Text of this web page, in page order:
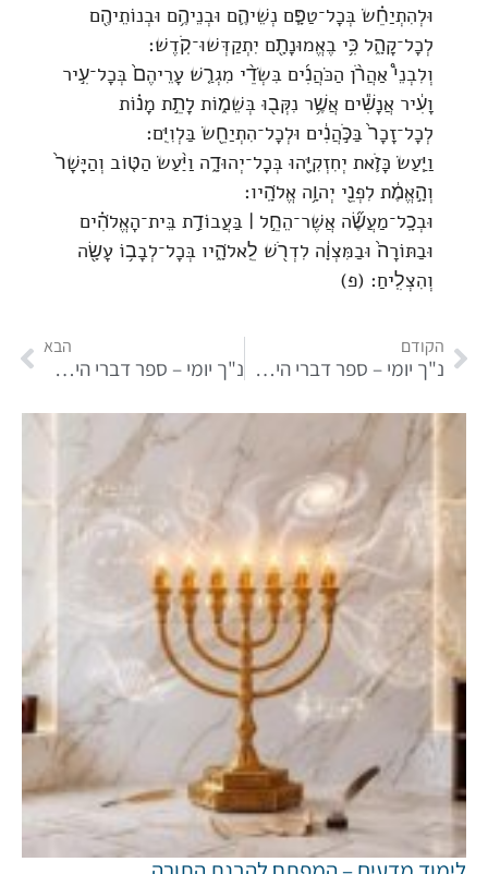
וּלְהִתְיַחֵ֗שׂ בְּכָל־טַפָּ֧ם נְשֵׁיהֶ֛ם וּבְנֵיהֶ֥ם וּבְנוֹתֵיהֶ֖ם
לְכָל־קָהָ֑ל כִּ֥י בֶאֱמוּנָתָ֖ם יִתְקַדְּשׁוּ־קֹֽדֶשׁ׃
וְלִבְנֵי֩ אַהֲרֹ֨ן הַכֹּהֲנִ֜ים בִּשְׂדֵ֨י מִגְרַ֤שׁ עָרֵיהֶם֙ בְּכָל־עִ֣יר
וָעִ֔יר אֲנָשִׁ֕ים אֲשֶׁ֥ר נִקְּב֖וּ בְּשֵׁמ֑וֹת לָתֵ֣ת מָנ֗וֹת
לְכָל־זָכָר֙ בַּכֹּ֣הֲנִ֔ים וּלְכָל־הִתְיַחֵ֖שׂ בַּלְוִיִּֽם׃
וַיַּ֧עַשׂ כָּזֹ֛את יְחִזְקִיָּ֖הוּ בְּכָל־יְהוּדָ֑ה וַיַּ֨עַשׂ הַטּ֤וֹב וְהַיָּשָׁר֙
וְהָ֣אֱמֶ֔ת לִפְנֵ֖י יְהוָ֥ה אֱלֹהָֽיו׃
וּבְכָֽל־מַעֲשֶׂ֞ה אֲשֶׁר־הֵחֵ֣ל ׀ בַּעֲבוֹדַ֣ת בֵּית־הָאֱלֹהִ֗ים
וּבַתּוֹרָה֙ וּבַמִּצְוָ֔ה לִדְרֹ֖שׁ לֵֽאלֹהָ֑יו בְּכָל־לְבָב֥וֹ עָשָׂ֖ה
וְהִצְלִֽיחַ׃ (פ)
הקודם
נ"ך יומי – ספר דברי הימים חלק ב פרק ל
הבא
נ"ך יומי – ספר דברי הימים חלק ב פרק לב